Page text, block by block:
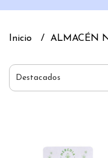
Inicio ALMACÉN